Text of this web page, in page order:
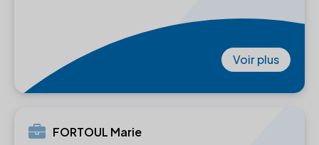
Voir plus
FORTOUL Marie